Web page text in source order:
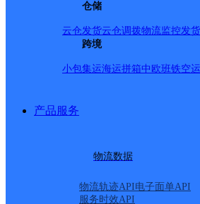
仓储
云仓发货云仓调拨物流监控发
跨境
小包集运海运拼箱中欧班铁空
产品服务
物流数据
物流轨迹API电子面单API
服务时效API